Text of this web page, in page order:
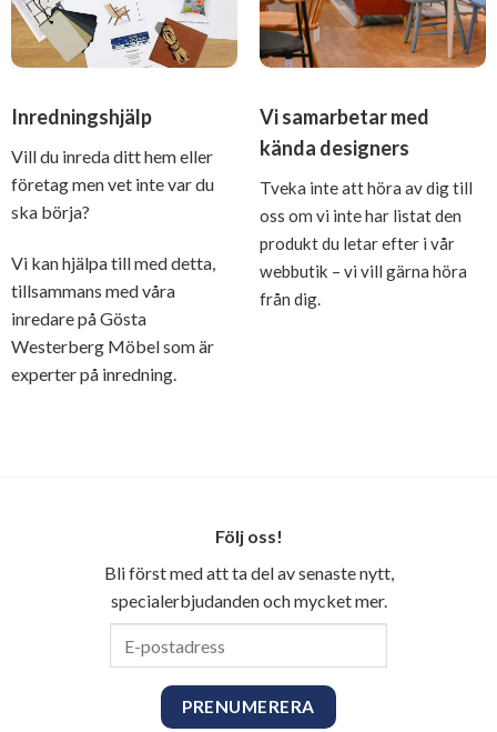
Inredningshjälp
Vill du inreda ditt hem eller
företag men vet inte var du
ska börja?
Vi kan hjälpa till med detta,
tillsammans med våra
inredare på Gösta
Westerberg Möbel som är
experter på inredning.
Vi samarbetar med
kända designers
Tveka inte att höra av dig till
oss om vi inte har listat den
produkt du letar efter i vår
webbutik – vi vill gärna höra
från dig.
Följ oss!
Bli först med att ta del av senaste nytt,
specialerbjudanden och mycket mer.